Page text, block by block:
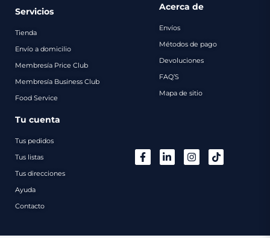
Servicios
Tienda
Envío a domicilio
Membresía Price Club
Membresía Business Club
Food Service
Acerca de
Envíos
Métodos de pago
Devoluciones
FAQ’S
Mapa de sitio
Tu cuenta
Tus pedidos
Tus listas
Tus direcciones
Ayuda
Contacto